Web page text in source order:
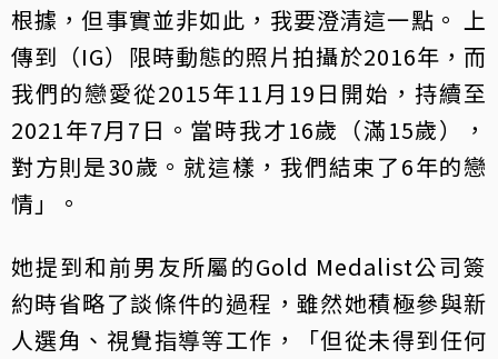
根據，但事實並非如此，我要澄清這一點。 上
傳到（IG）限時動態的照片拍攝於2016年，而
我們的戀愛從2015年11月19日開始，持續至
2021年7月7日。當時我才16歲（滿15歲），
對方則是30歲。就這樣，我們結束了6年的戀
情」。
她提到和前男友所屬的Gold Medalist公司簽
約時省略了談條件的過程，雖然她積極參與新
人選角、視覺指導等工作，「但從未得到任何